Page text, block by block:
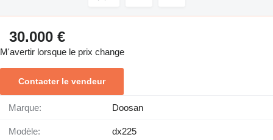
30.000 €
M'avertir lorsque le prix change
Contacter le vendeur
Marque: Doosan
Modèle: dx225